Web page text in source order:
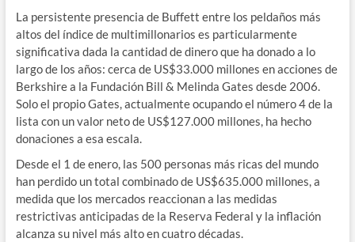
La persistente presencia de Buffett entre los peldaños más
altos del índice de multimillonarios es particularmente
significativa dada la cantidad de dinero que ha donado a lo
largo de los años: cerca de US$33.000 millones en acciones de
Berkshire a la Fundación Bill & Melinda Gates desde 2006.
Solo el propio Gates, actualmente ocupando el número 4 de la
lista con un valor neto de US$127.000 millones, ha hecho
donaciones a esa escala.
Desde el 1 de enero, las 500 personas más ricas del mundo
han perdido un total combinado de US$635.000 millones, a
medida que los mercados reaccionan a las medidas
restrictivas anticipadas de la Reserva Federal y la inflación
alcanza su nivel más alto en cuatro décadas.